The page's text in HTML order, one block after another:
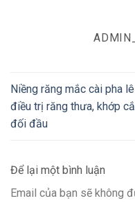
Niềng răng mắc cài pha lê
điều trị răng thưa, khớp
đối đầu
Để lại một bình luận
Email của bạn sẽ không